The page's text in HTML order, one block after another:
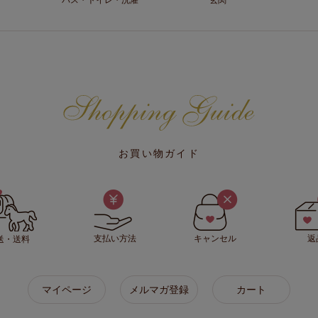
お買い物ガイド
・送料 支払い方法 キャンセル 返
マイページ メルマガ登録 カート